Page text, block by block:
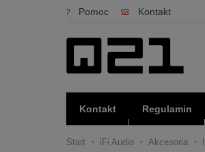
Pomoc Kontakt
Kontakt Regulamin
Start iFi Audio Akcesoria